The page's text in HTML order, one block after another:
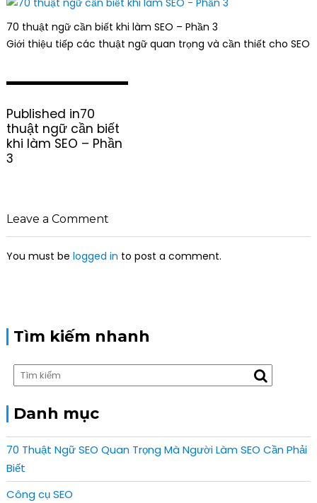
70 thuật ngữ cần biết khi làm SEO – Phần 3
Giới thiệu tiếp các thuật ngữ quan trọng và cần thiết cho SEO
o
s
t
n
i
g
t
Published in70
thuật ngữ cần biết
khi làm SEO – Phần
3
Leave a Comment
You must be logged in to post a comment.
Tìm kiếm nhanh
Danh mục
70 Thuật Ngữ SEO Quan Trọng Mà Người Làm SEO Cần Phải
Biết
Công cụ SEO